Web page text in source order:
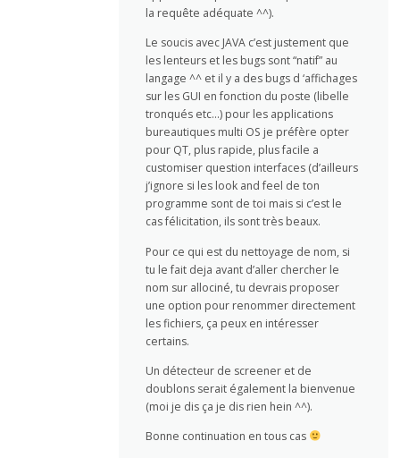
la requête adéquate ^^).
Le soucis avec JAVA c’est justement que
les lenteurs et les bugs sont “natif” au
langage ^^ et il y a des bugs d ‘affichages
sur les GUI en fonction du poste (libelle
tronqués etc…) pour les applications
bureautiques multi OS je préfère opter
pour QT, plus rapide, plus facile a
customiser question interfaces (d’ailleurs
j’ignore si les look and feel de ton
programme sont de toi mais si c’est le
cas félicitation, ils sont très beaux.
Pour ce qui est du nettoyage de nom, si
tu le fait deja avant d’aller chercher le
nom sur allociné, tu devrais proposer
une option pour renommer directement
les fichiers, ça peux en intéresser
certains.
Un détecteur de screener et de
doublons serait également la bienvenue
(moi je dis ça je dis rien hein ^^).
Bonne continuation en tous cas